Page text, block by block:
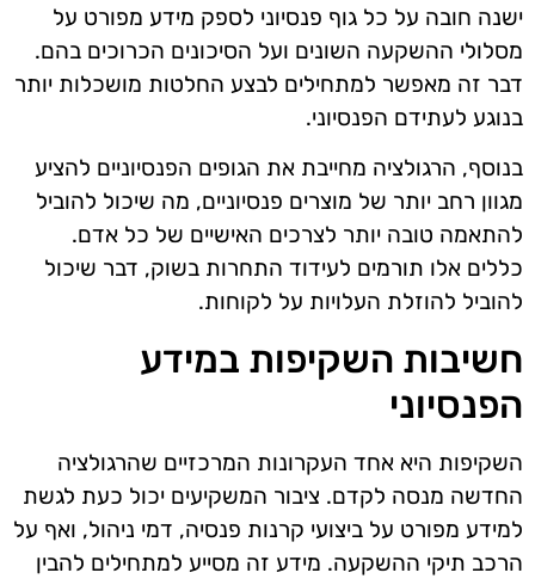
ישנה חובה על כל גוף פנסיוני לספק מידע מפורט על
מסלולי ההשקעה השונים ועל הסיכונים הכרוכים בהם.
דבר זה מאפשר למתחילים לבצע החלטות מושכלות יותר
בנוגע לעתידם הפנסיוני.
בנוסף, הרגולציה מחייבת את הגופים הפנסיוניים להציע
מגוון רחב יותר של מוצרים פנסיוניים, מה שיכול להוביל
להתאמה טובה יותר לצרכים האישיים של כל אדם.
כללים אלו תורמים לעידוד התחרות בשוק, דבר שיכול
להוביל להוזלת העלויות על לקוחות.
חשיבות השקיפות במידע
הפנסיוני
השקיפות היא אחד העקרונות המרכזיים שהרגולציה
החדשה מנסה לקדם. ציבור המשקיעים יכול כעת לגשת
למידע מפורט על ביצועי קרנות פנסיה, דמי ניהול, ואף על
הרכב תיקי ההשקעה. מידע זה מסייע למתחילים להבין